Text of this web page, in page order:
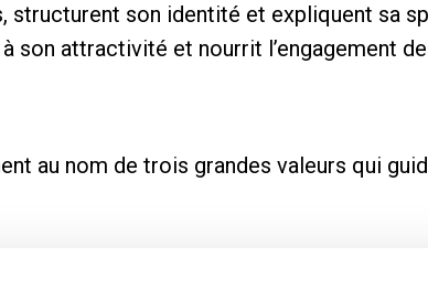
structurent son identité et expliquent sa
son attractivité et nourrit l’engagement
au nom de trois grandes valeurs qui